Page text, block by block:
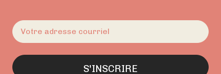
E-
mail(Nécessaire)